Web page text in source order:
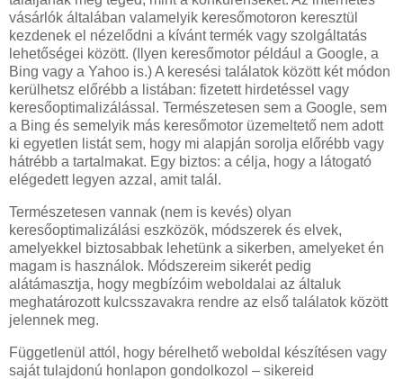
vásárlók általában valamelyik keresőmotoron keresztül
kezdenek el nézelődni a kívánt termék vagy szolgáltatás
lehetőségei között. (Ilyen keresőmotor például a Google, a
Bing vagy a Yahoo is.) A keresési találatok között két módon
kerülhetsz előrébb a listában: fizetett hirdetéssel vagy
keresőoptimalizálással. Természetesen sem a Google, sem
a Bing és semelyik más keresőmotor üzemeltető nem adott
ki egyetlen listát sem, hogy mi alapján sorolja előrébb vagy
hátrébb a tartalmakat. Egy biztos: a célja, hogy a látogató
elégedett legyen azzal, amit talál.
Természetesen vannak (nem is kevés) olyan
keresőoptimalizálási eszközök, módszerek és elvek,
amelyekkel biztosabbak lehetünk a sikerben, amelyeket én
magam is használok. Módszereim sikerét pedig
alátámasztja, hogy megbízóim weboldalai az általuk
meghatározott kulcsszavakra rendre az első találatok között
jelennek meg.
Függetlenül attól, hogy bérelhető weboldal készítésen vagy
saját tulajdonú honlapon gondolkozol – sikereid